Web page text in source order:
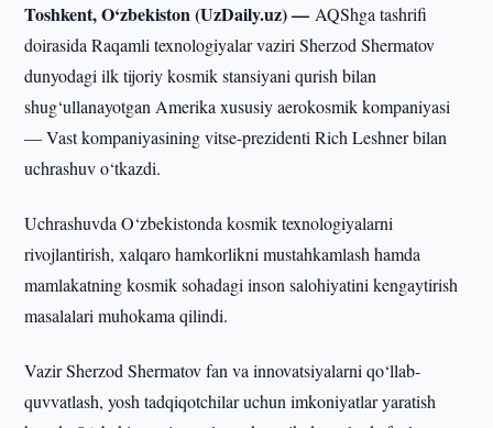
Toshkent, O‘zbekiston (UzDaily.uz) —AQShga tashrifi
doirasida Raqamli texnologiyalar vaziri Sherzod Shermatov
dunyodagi ilk tijoriy kosmik stansiyani qurish bilan
shug‘ullanayotgan Amerika xususiy aerokosmik kompaniyasi
— Vast kompaniyasining vitse-prezidenti Rich Leshner bilan
uchrashuv o‘tkazdi.
Uchrashuvda O‘zbekistonda kosmik texnologiyalarni
rivojlantirish, xalqaro hamkorlikni mustahkamlash hamda
mamlakatning kosmik sohadagi inson salohiyatini kengaytirish
masalalari muhokama qilindi.
Vazir Sherzod Shermatov fan va innovatsiyalarni qo‘llab-
quvvatlash, yosh tadqiqotchilar uchun imkoniyatlar yaratish